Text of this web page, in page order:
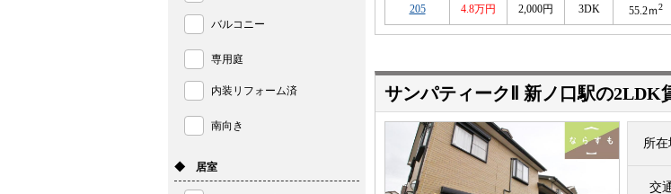
205 4.8万円 2,000円 3DK 55.2ｍ2
サンパティークⅡ 新ノ口駅の2LDK
所在
交
バルコニー
専用庭
内装リフォーム済
南向き
◆ 居室